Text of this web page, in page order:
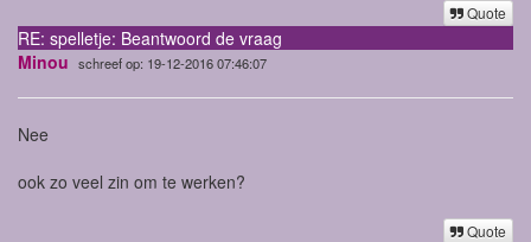
Quote
RE: spelletje: Beantwoord de vraag
Minou schreef op: 19-12-2016 07:46:07
Nee
ook zo veel zin om te werken?
Quote